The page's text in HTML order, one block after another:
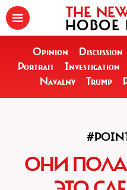
THE
НОВОЕ
Opinion Discussion
Portrait
Investigation
Navalny
Trump
ОНИ